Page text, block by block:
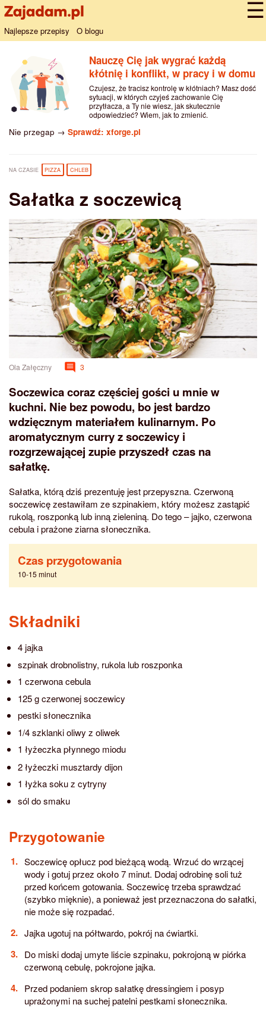
Najlepsze przepisy O blogu
Nauczę Cię jak wygrać każdą
kłótnię i konflikt, w pracy i w domu
Czujesz, że tracisz kontrolę w kłótniach? Masz dość
sytuacji, w których czyjeś zachowanie Cię
przytłacza, a Ty nie wiesz, jak skutecznie
odpowiedzieć? Wiem, jak to zmienić.
Nie przegap → Sprawdź: xforge.pl
NA CZASIE PIZZA CHLEB
Sałatka z soczewicą
Ola Załęczny 3
Soczewica coraz częściej gości u mnie w
kuchni. Nie bez powodu, bo jest bardzo
wdzięcznym materiałem kulinarnym. Po
aromatycznym curry z soczewicy i
rozgrzewającej zupie przyszedł czas na
sałatkę.
Sałatka, którą dziś prezentuję jest przepyszna. Czerwoną
soczewicę zestawiłam ze szpinakiem, który możesz zastąpić
rukolą, roszponką lub inną zieleniną. Do tego – jajko, czerwona
cebula i prażone ziarna słonecznika.
Czas przygotowania
10-15 minut
Składniki
4 jajka
szpinak drobnolistny, rukola lub roszponka
1 czerwona cebula
125 g czerwonej soczewicy
pestki słonecznika
1/4 szklanki oliwy z oliwek
1 łyżeczka płynnego miodu
2 łyżeczki musztardy dijon
1 łyżka soku z cytryny
sól do smaku
Przygotowanie
Soczewicę opłucz pod bieżącą wodą. Wrzuć do wrzącej
wody i gotuj przez około 7 minut. Dodaj odrobinę soli tuż
przed końcem gotowania. Soczewicę trzeba sprawdzać
(szybko mięknie), a ponieważ jest przeznaczona do sałatki,
nie może się rozpadać.
Jajka ugotuj na półtwardo, pokrój na ćwiartki.
Do miski dodaj umyte liście szpinaku, pokrojoną w piórka
czerwoną cebulę, pokrojone jajka.
Przed podaniem skrop sałatkę dressingiem i posyp
uprażonymi na suchej patelni pestkami słonecznika.